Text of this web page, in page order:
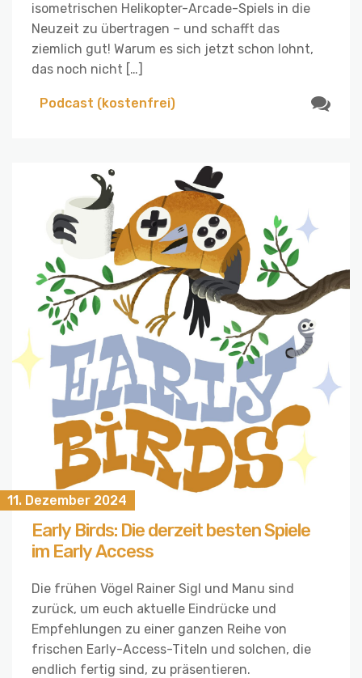
isometrischen Helikopter-Arcade-Spiels in die
Neuzeit zu übertragen – und schafft das
ziemlich gut! Warum es sich jetzt schon lohnt,
das noch nicht […]
Podcast (kostenfrei)
11. Dezember 2024
Early Birds: Die derzeit besten Spiele
im Early Access
Die frühen Vögel Rainer Sigl und Manu sind
zurück, um euch aktuelle Eindrücke und
Empfehlungen zu einer ganzen Reihe von
frischen Early-Access-Titeln und solchen, die
endlich fertig sind, zu präsentieren.